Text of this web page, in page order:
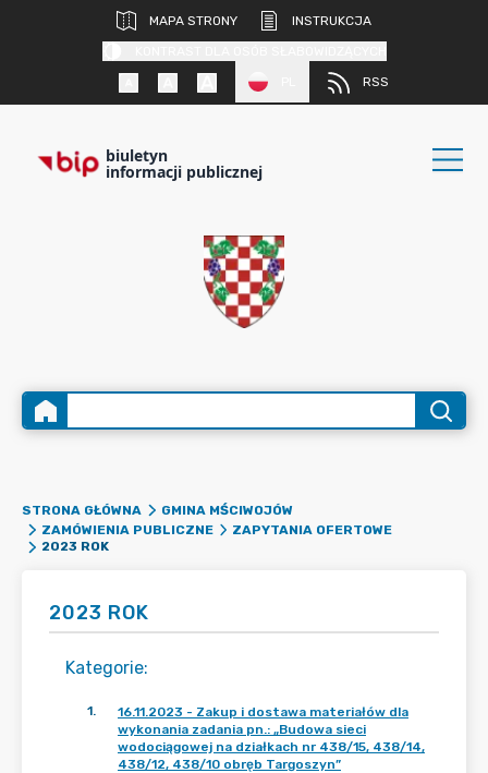
MAPA STRONY
INSTRUKCJA
RSS
biuletyn
informacji publicznej
STRONA GŁÓWNA
GMINA MŚCIWOJÓW
ZAMÓWIENIA PUBLICZNE
ZAPYTANIA OFERTOWE
2023 ROK
2023 ROK
Kategorie:
1.
16.11.2023 - Zakup i dostawa materiałów dla
wykonania zadania pn.: „Budowa sieci
wodociągowej na działkach nr 438/15, 438/14,
438/12, 438/10 obręb Targoszyn”